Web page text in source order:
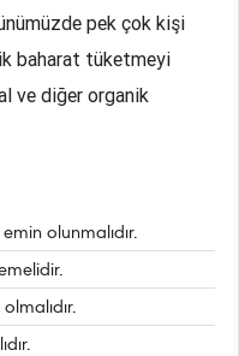
pek çok kişi
baharat tüketmeyi
ve diğer organik
olunmalıdır.